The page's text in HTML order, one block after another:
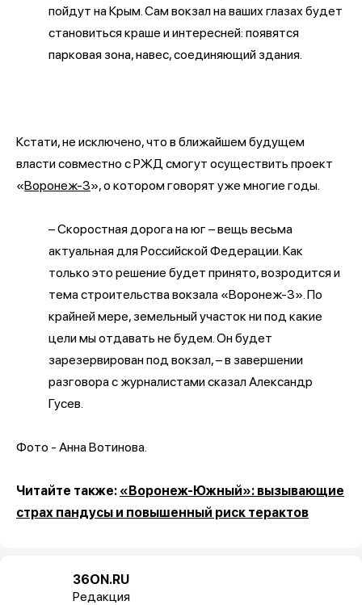
пойдут на Крым. Сам вокзал на ваших глазах будет
становиться краше и интересней: появятся
парковая зона, навес, соединяющий здания.
Кстати, не исключено, что в ближайшем будущем
власти совместно с РЖД смогут осуществить проект
«Воронеж-3», о котором говорят уже многие годы.
– Скоростная дорога на юг – вещь весьма
актуальная для Российской Федерации. Как
только это решение будет принято, возродится и
тема строительства вокзала «Воронеж-3». По
крайней мере, земельный участок ни под какие
цели мы отдавать не будем. Он будет
зарезервирован под вокзал, – в завершении
разговора с журналистами сказал Александр
Гусев.
Фото - Анна Вотинова.
Читайте также: «Воронеж-Южный»: вызывающие
страх пандусы и повышенный риск терактов
36ON.RU
Редакция